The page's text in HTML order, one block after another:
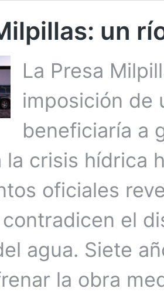
un
La Presa
imposición de
beneficiaría a
la crisis hídrica
oficiales
el
agua. Siete
la obra